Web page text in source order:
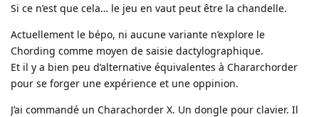
Si ce n’est que cela… le jeu en vaut peut être la chandelle.
Actuellement le bépo, ni aucune variante n’explore le
Chording comme moyen de saisie dactylographique.
Et il y a bien peu d’alternative équivalentes à Chararchorder
pour se forger une expérience et une oppinion.
J’ai commandé un Charachorder X. Un dongle pour clavier. Il